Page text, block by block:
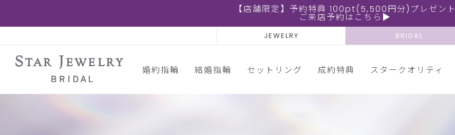
【店舗限定】予約特典 100pt(5,500円分)プレゼント
ご来店予約はこちら▶
JEWELRY BRIDAL
婚約指輪 結婚指輪 セットリング 成約特典 スタークオリティ